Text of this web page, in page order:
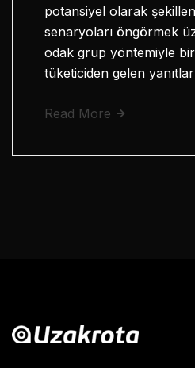
potansiyel olarak
senaryoları öngörmek
odak grup yöntemiyle
tüketiciden gelen
Read More